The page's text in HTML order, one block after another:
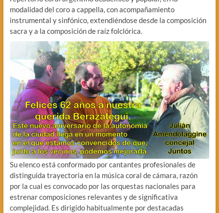
modalidad del coro a cappella, con acompañamiento
instrumental y sinfónico, extendiéndose desde la composición
sacra y a la composición de raíz folclórica.
Su elenco está conformado por cantantes profesionales de
distinguida trayectoria en la música coral de cámara, razón
por la cual es convocado por las orquestas nacionales para
estrenar composiciones relevantes y de significativa
complejidad. Es dirigido habitualmente por destacadas